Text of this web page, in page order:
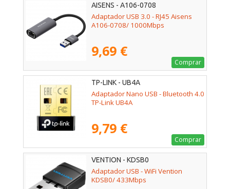
AISENS - A106-0708
Adaptador USB 3.0 - RJ45 Aisens
A106-0708/ 1000Mbps
9,69 €
Comprar
TP-LINK - UB4A
Adaptador Nano USB - Bluetooth 4.0
TP-Link UB4A
9,79 €
Comprar
VENTION - KDSB0
Adaptador USB - WiFi Vention
KDSB0/ 433Mbps